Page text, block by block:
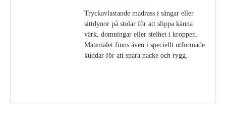
Tryckavlastande madrass i sängar eller
sittdynor på stolar för att slippa känna
värk, domningar eller stelhet i kroppen.
Materialet finns även i speciellt utformade
kuddar för att spara nacke och rygg.